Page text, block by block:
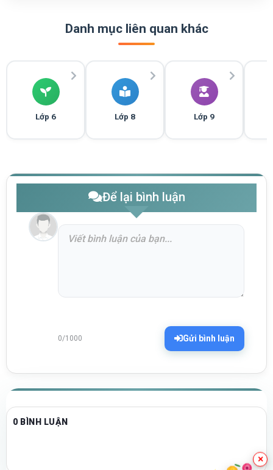
Danh mục liên quan khác
Lớp 6 Lớp 8 Lớp 9
Để lại bình luận
0/1000 Gửi bình luận
0 BÌNH LUẬN
×